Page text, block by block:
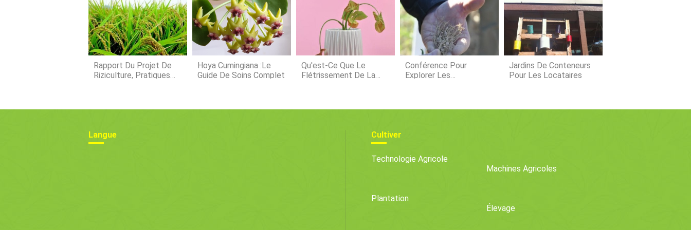
Business (ONF). Cela affecte la capacité de
lopération à payer les factures dans les 12
prochains mois. À mesure que le fonds de ro
Rapport Du Projet De
Riziculture, Pratiques
Hoya Cumingiana :Le
Guide De Soins Complet
Qu'est-Ce Que Le
Flétrissement De La
Conférence Pour
Explorer Les
Jardins De Conteneurs
Pour Les Locataires
Langue Cultiver
Technologie Agricole
Machines Agricoles
Plantation
Élevage